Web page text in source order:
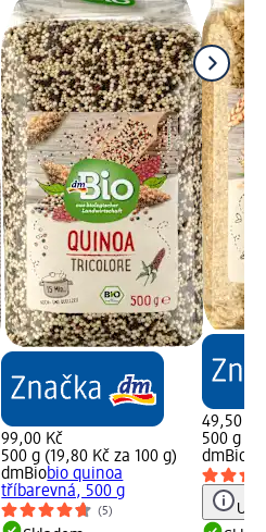
99,00 Kč
500 g (19,80 Kč za 100 g)
dmBiobio quinoa
tříbarevná, 500 g
(5)
49,50 Kč
500 g
dmBio